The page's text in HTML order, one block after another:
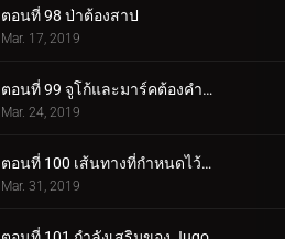
ตอนที่ 98 ป่าต้องสาป
Mar. 17, 2019
ตอนที่ 99 จูโก้และมาร์คต้องคำสาป
Mar. 24, 2019
ตอนที่ 100 เส้นทางที่กำหนดไว้ล่วงหน้า
Mar. 31, 2019